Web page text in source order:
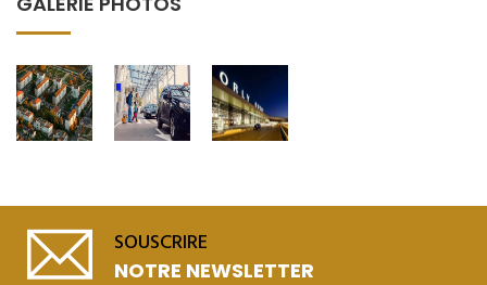
SOUSCRIRE
NOTRE NEWSLETTER